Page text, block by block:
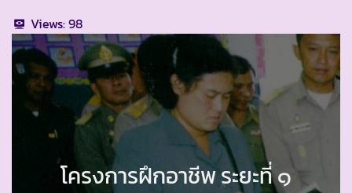
Views:98
โครงการฝึกอาชีพ ระยะที่ ๑